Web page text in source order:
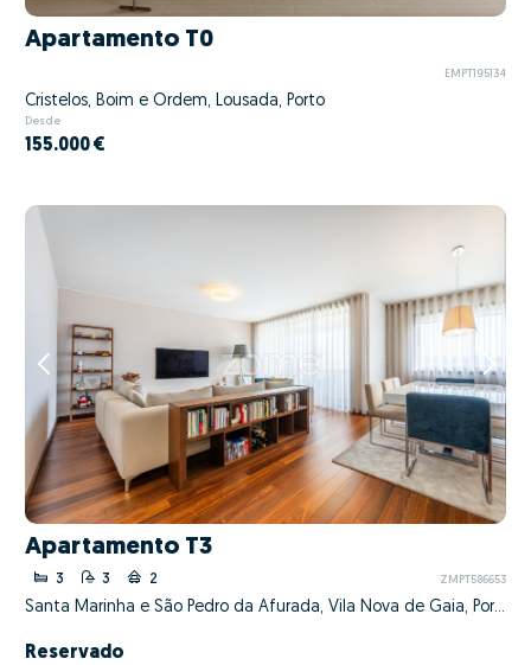
Apartamento T0
EMPT195134
Cristelos, Boim e Ordem, Lousada, Porto
Desde
155.000 €
Apartamento T3
3 3 2 ZMPT586653
Santa Marinha e São Pedro da Afurada, Vila Nova de Gaia, Porto
Reservado